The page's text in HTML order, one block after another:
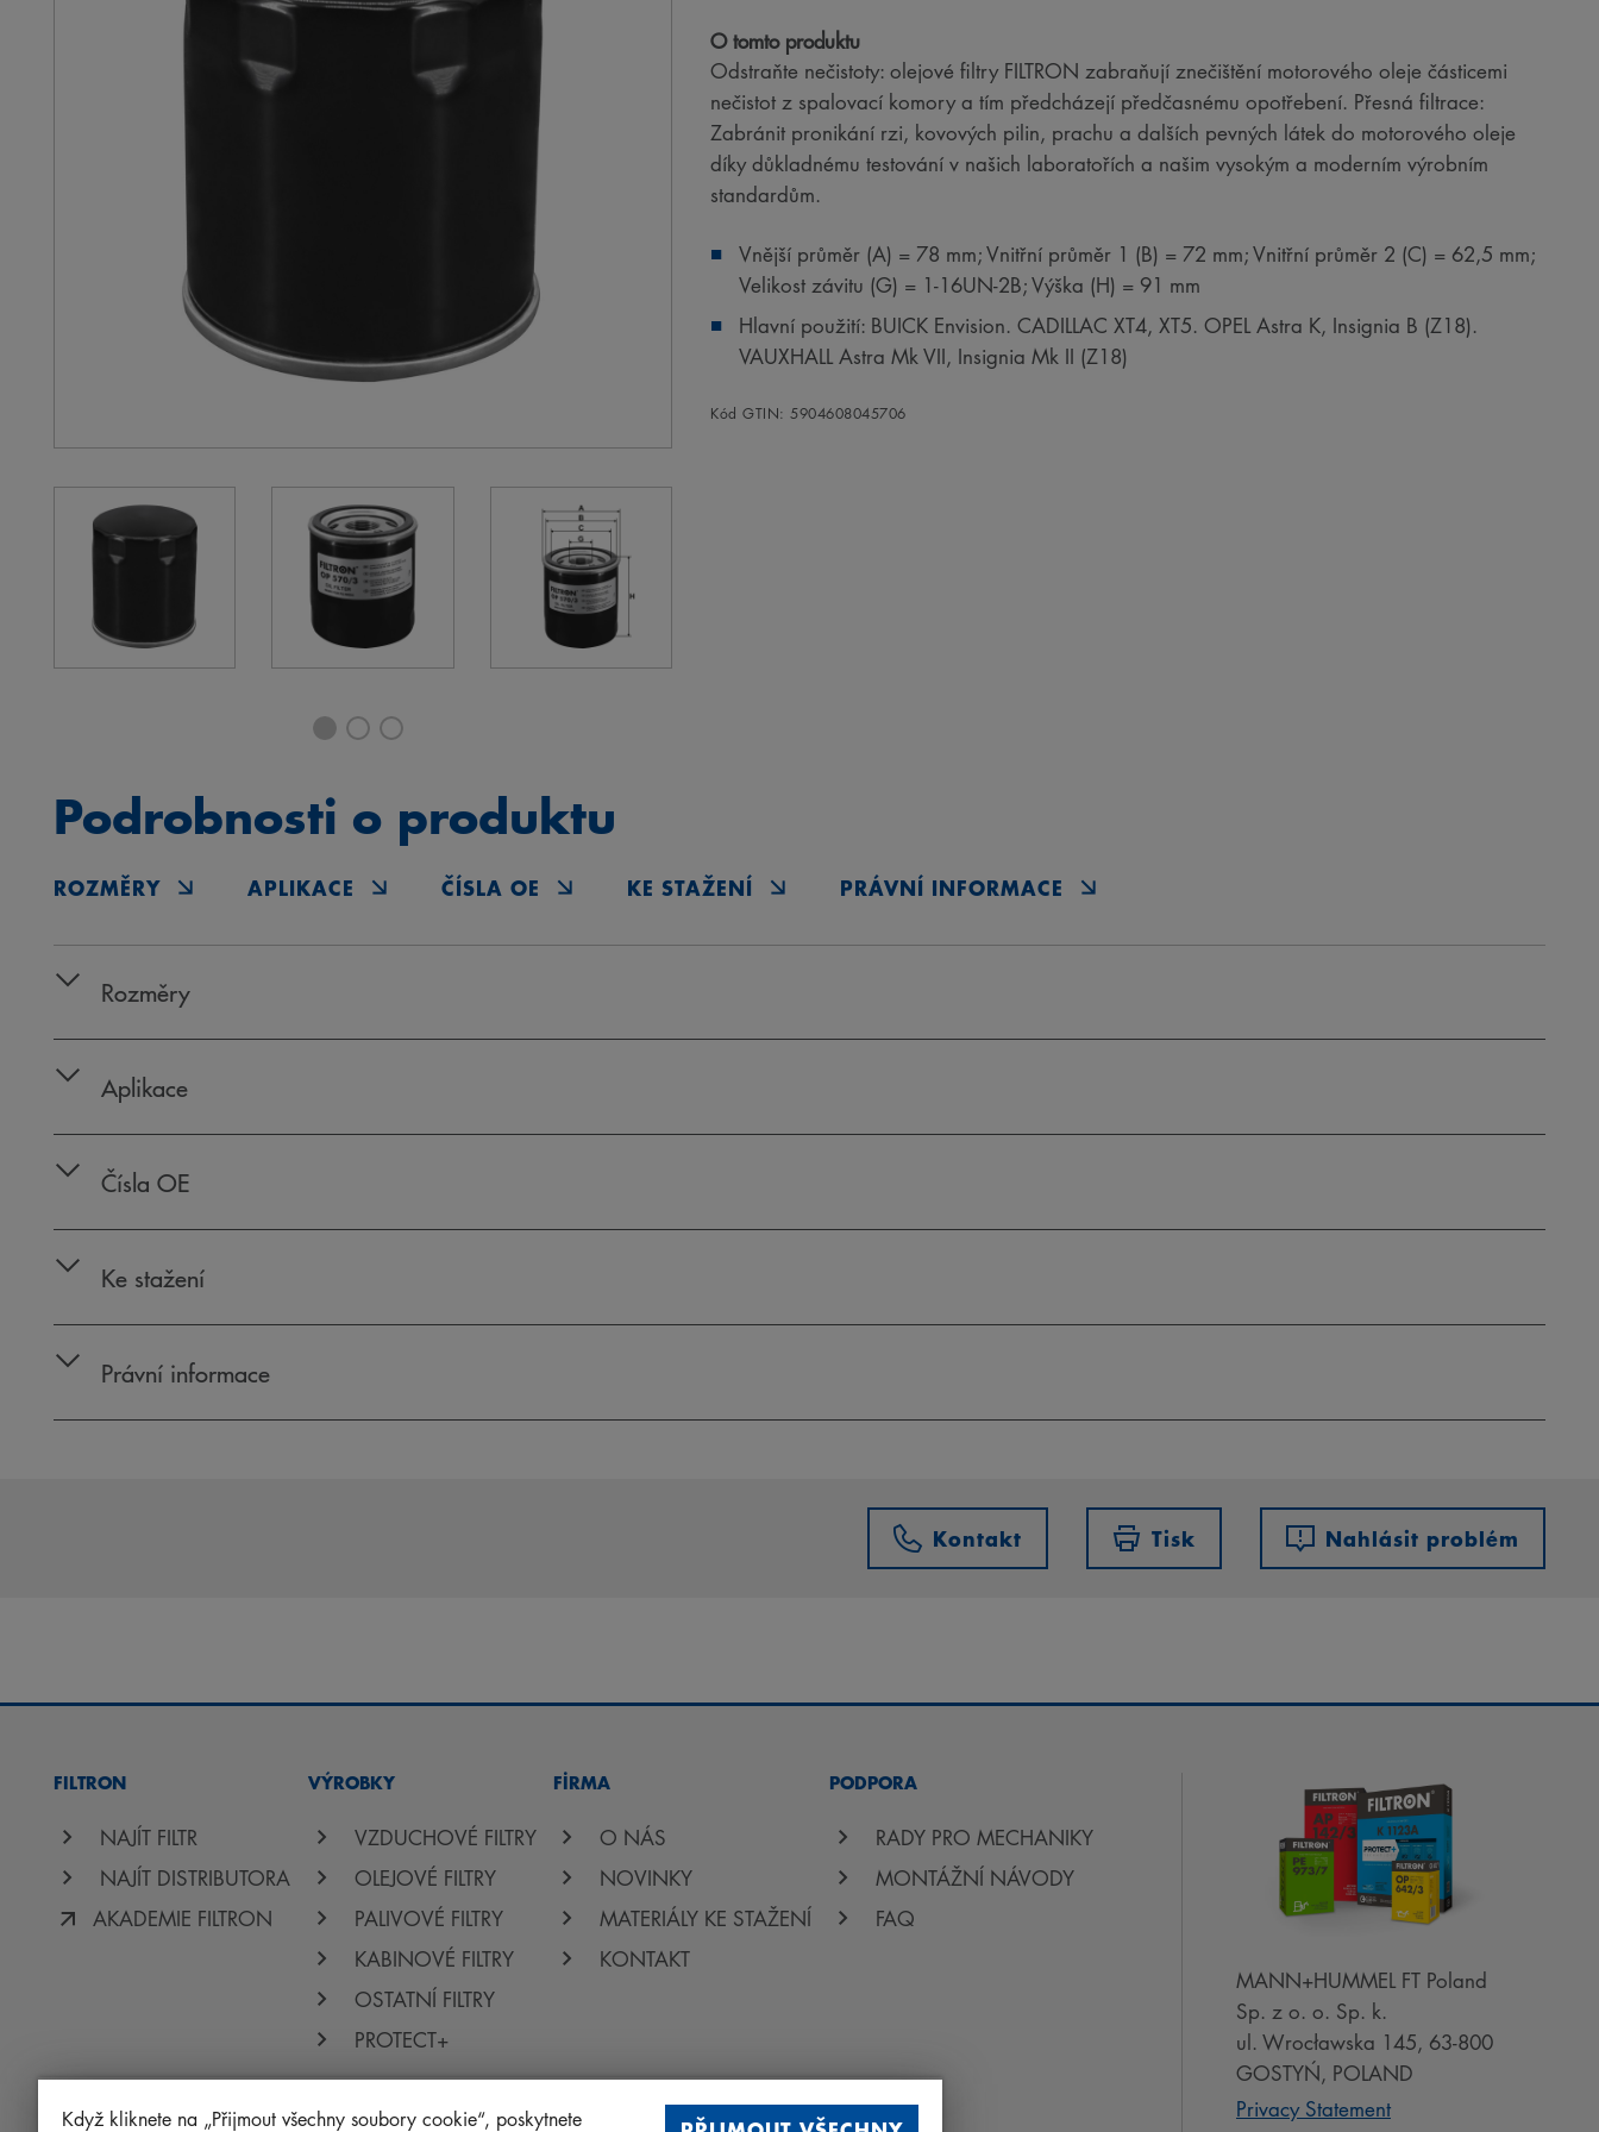
O tomto produktu
Odstraňte nečistoty: olejové filtry FILTRON zabraňují znečištění motorového oleje částicemi
nečistot z spalovací komory a tím předcházejí předčasnému opotřebení. Přesná filtrace:
Zabránit pronikání rzi, kovových pilin, prachu a dalších pevných látek do motorového oleje
díky důkladnému testování v našich laboratořích a našim vysokým a moderním výrobním
standardům.
Vnější průměr (A) = 78 mm; Vnitřní průměr 1 (B) = 72 mm; Vnitřní průměr 2 (C) = 62,5 mm;
Velikost závitu (G) = 1-16UN-2B; Výška (H) = 91 mm
Hlavní použití: BUICK Envision. CADILLAC XT4, XT5. OPEL Astra K, Insignia B (Z18).
VAUXHALL Astra Mk VII, Insignia Mk II (Z18)
Kód GTIN: 5904608045706
Podrobnosti o produktu
ROZMĚRY APLIKACE ČÍSLA OE KE STAŽENÍ PRÁVNÍ INFORMACE
Rozměry
Aplikace
Čísla OE
Ke stažení
Právní informace
Kontakt Tisk Nahlásit problém
FILTRON
NAJÍT FILTR
NAJÍT DISTRIBUTORA
AKADEMIE FILTRON
VÝROBKY
VZDUCHOVÉ FILTRY
OLEJOVÉ FILTRY
PALIVOVÉ FILTRY
KABINOVÉ FILTRY
OSTATNÍ FILTRY
PROTECT+
FİRMA
O NÁS
NOVINKY
MATERIÁLY KE STAŽENÍ
KONTAKT
PODPORA
RADY PRO MECHANIKY
MONTÁŽNÍ NÁVODY
FAQ
MANN+HUMMEL FT Poland
Sp. z o. o. Sp. k.
ul. Wrocławska 145, 63-800
GOSTYŃ, POLAND
Privacy Statement
Když kliknete na „Přijmout všechny soubory cookie“, poskytnete